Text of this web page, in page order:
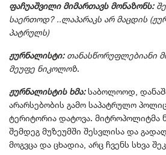
ფაჩუაშვილი მიმართავს მონაზონს:
საერთოდ? ..ლაპარაკს არ მაცდის
პატრულს)
ჟურნალისტი: თანასწორუფლებიანი
მეუფე ნიკოლოზ.
ჟურნალისტის ხმა: საბოლოოდ,
არარსებობის გამო საპატრულო
ტერიტორია დატოვა. მიტროპოლიტმა
შემდეგ მუზეუმში შესვლისა და
მოგვცა და ცხადია, არც ჩვენს სხვა